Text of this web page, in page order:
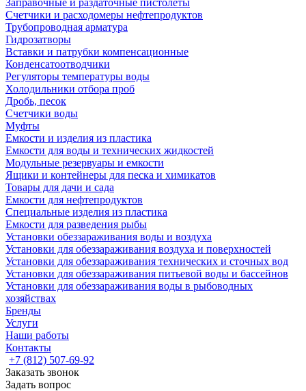
Заправочные и раздаточные пистолеты
Счетчики и расходомеры нефтепродуктов
Трубопроводная арматура
Гидрозатворы
Вставки и патрубки компенсационные
Конденсатоотводчики
Регуляторы температуры воды
Холодильники отбора проб
Дробь, песок
Счетчики воды
Муфты
Емкости и изделия из пластика
Емкости для воды и технических жидкостей
Модульные резервуары и емкости
Ящики и контейнеры для песка и химикатов
Товары для дачи и сада
Емкости для нефтепродуктов
Специальные изделия из пластика
Емкости для разведения рыбы
Установки обеззараживания воды и воздуха
Установки для обеззараживания воздуха и поверхностей
Установки для обеззараживания технических и сточных вод
Установки для обеззараживания питьевой воды и бассейнов
Установки для обеззараживания воды в рыбоводных
хозяйствах
Бренды
Услуги
Наши работы
Контакты
+7 (812) 507-69-92
Заказать звонок
Задать вопрос